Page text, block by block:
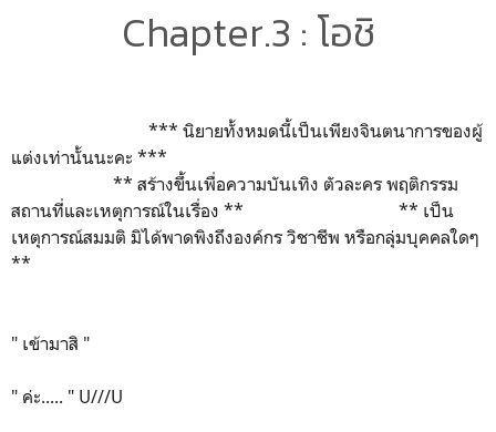
Chapter.3 : โอชิ
*** นิยายทั้งหมดนี้เป็นเพียงจินตนาการของผู้
แต่งเท่านั้นนะคะ ***
** สร้างขึ้นเพื่อความบันเทิง ตัวละคร พฤติกรรม
สถานที่และเหตุการณ์ในเรื่อง ** ** เป็น
เหตุการณ์สมมติ มิได้พาดพิงถึงองค์กร วิชาชีพ หรือกลุ่มบุคคลใดๆ
**
" เข้ามาสิ "
" ค่ะ..... " U///U